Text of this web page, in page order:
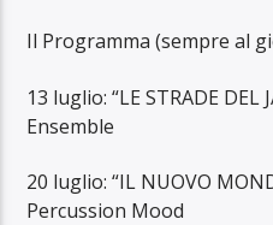
Il Programma (sempre al
13 luglio: “LE STRADE DEL
Ensemble
20 luglio: “IL NUOVO
Percussion Mood